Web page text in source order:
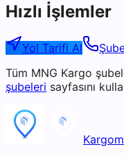
Hızlı İşlemler
Yol Tarifi Al
Tüm MNG Kargo
şubeleri sayfasını